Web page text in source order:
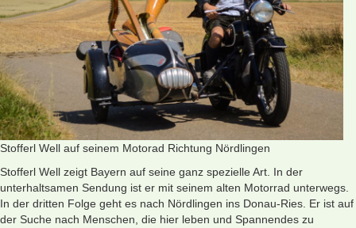
Stofferl Well auf seinem Motorad Richtung Nördlingen
Stofferl Well zeigt Bayern auf seine ganz spezielle Art. In der
unterhaltsamen Sendung ist er mit seinem alten Motorrad unterwegs.
In der dritten Folge geht es nach Nördlingen ins Donau-Ries. Er ist auf
der Suche nach Menschen, die hier leben und Spannendes zu